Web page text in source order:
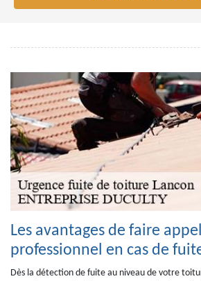
Les avantages de faire
professionnel en cas de
Dès la détection de fuite au niveau de votre